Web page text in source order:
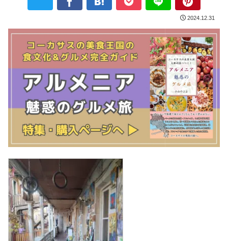
2024.12.31